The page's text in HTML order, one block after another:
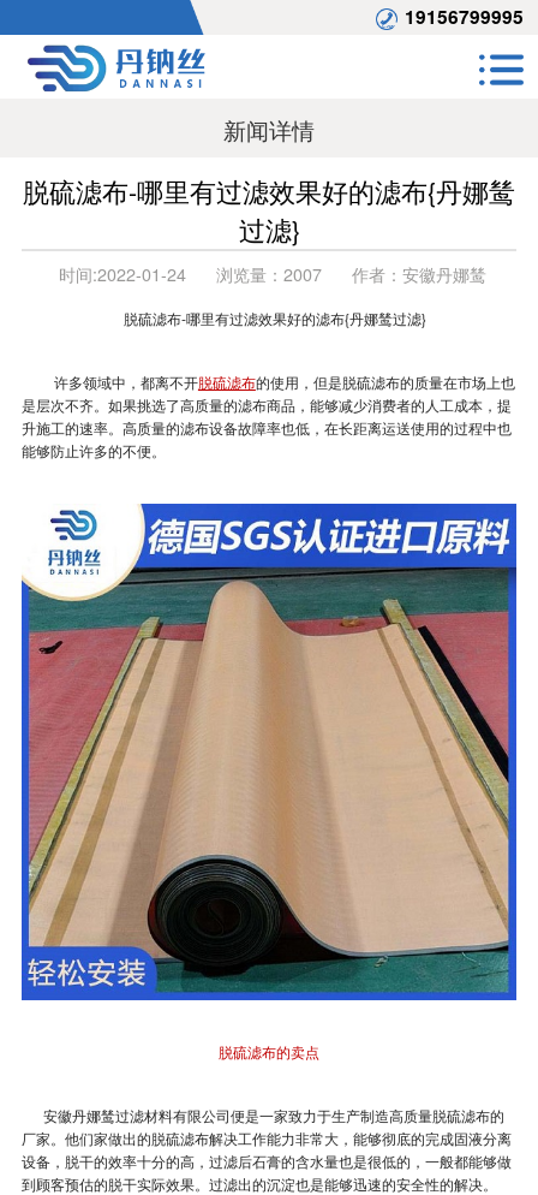
19156799995
新闻详情
脱硫滤布-哪里有过滤效果好的滤布{丹娜鸶
过滤}
时间:2022-01-24 浏览量： 2007 作者： 安徽丹娜鸶
脱硫滤布-哪里有过滤效果好的滤布{丹娜鸶过滤}
许多领域中，都离不开脱硫滤布的使用，但是脱硫滤布的质量在市场上也
是层次不齐。如果挑选了高质量的滤布商品，能够减少消费者的人工成本，提
升施工的速率。高质量的滤布设备故障率也低，在长距离运送使用的过程中也
能够防止许多的不便。
脱硫滤布的卖点
安徽丹娜鸶过滤材料有限公司便是一家致力于生产制造高质量脱硫滤布的
厂家。他们家做出的脱硫滤布解决工作能力非常大，能够彻底的完成固液分离
设备，脱干的效率十分的高，过滤后石膏的含水量也是很低的，一般都能够做
到顾客预估的脱干实际效果。过滤出的沉淀也是能够迅速的安全性的解决。